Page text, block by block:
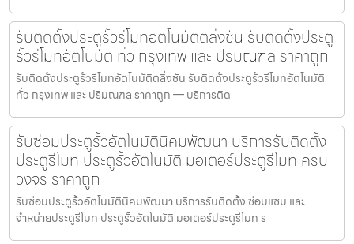
รับติดตั้งประตูรั้วรีโมทอัตโนมัติตลิ่งชัน รับติดตั้งประตู
รั้วรีโมทอัตโนมัติ ทั่ว กรุงเทพ และ ปริมณฑล ราคาถูก
รับติดตั้งประตูรั้วรีโมทอัตโนมัติตลิ่งชัน รับติดตั้งประตูรั้วรีโมทอัตโนมัติ
ทั่ว กรุงเทพ และ ปริมณฑล ราคาถูก — บริการติด
รับซ่อมประตูรั้วอัตโนมัตินิคมพัฒนา บริการรับติดตั้ง
ประตูรีโมท ประตูรั้วอัตโนมัติ มอเตอร์ประตูรีโมท ครบ
วงจร ราคาถูก
รับซ่อมประตูรั้วอัตโนมัตินิคมพัฒนา บริการรับติดตั้ง ซ่อมแซม และ
จำหน่ายประตูรีโมท ประตูรั้วอัตโนมัติ มอเตอร์ประตูรีโมท ร